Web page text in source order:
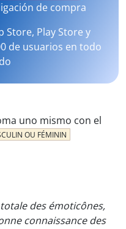
de compra
Store, Play Store y
de usuarios en todo
uno mismo con el
OU FÉMININ
des émoticônes,
connaissance des